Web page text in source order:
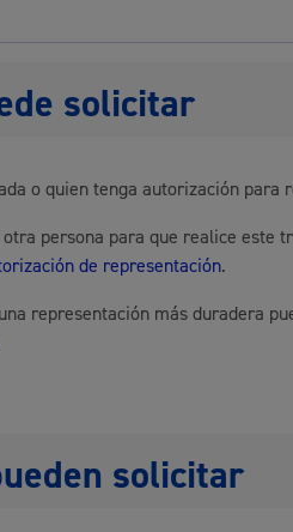
solicitar
o quien tenga autorización para
persona para que realice este
de representación.
representación más duradera
solicitar